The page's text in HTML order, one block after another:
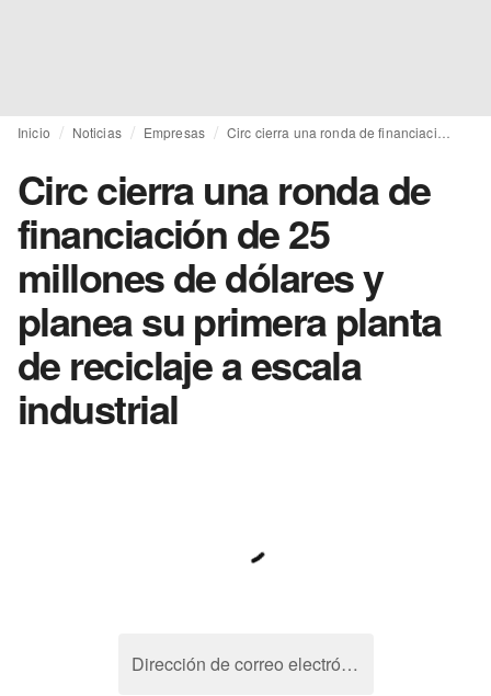
Inicio Noticias Empresas
Circ cierra una ronda de
financiación de 25
millones de dólares y
planea su primera planta
de reciclaje a escala
industrial
Dirección de correo electrónico